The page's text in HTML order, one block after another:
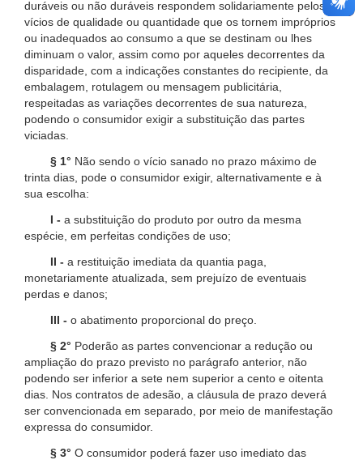
duráveis ou não duráveis respondem solidariamente pelos
vícios de qualidade ou quantidade que os tornem impróprios
ou inadequados ao consumo a que se destinam ou lhes
diminuam o valor, assim como por aqueles decorrentes da
disparidade, com a indicações constantes do recipiente, da
embalagem, rotulagem ou mensagem publicitária,
respeitadas as variações decorrentes de sua natureza,
podendo o consumidor exigir a substituição das partes
viciadas.
§ 1° Não sendo o vício sanado no prazo máximo de
trinta dias, pode o consumidor exigir, alternativamente e à
sua escolha:
I - a substituição do produto por outro da mesma
espécie, em perfeitas condições de uso;
II - a restituição imediata da quantia paga,
monetariamente atualizada, sem prejuízo de eventuais
perdas e danos;
III - o abatimento proporcional do preço.
§ 2° Poderão as partes convencionar a redução ou
ampliação do prazo previsto no parágrafo anterior, não
podendo ser inferior a sete nem superior a cento e oitenta
dias. Nos contratos de adesão, a cláusula de prazo deverá
ser convencionada em separado, por meio de manifestação
expressa do consumidor.
§ 3° O consumidor poderá fazer uso imediato das